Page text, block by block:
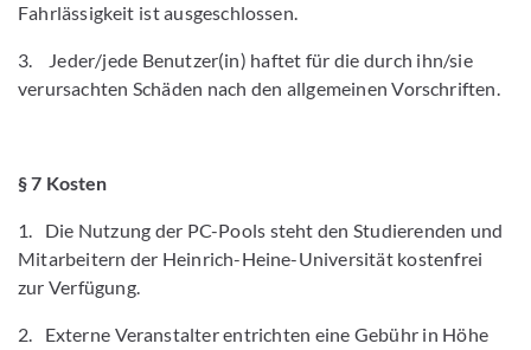
Fahrlässigkeit ist ausgeschlossen.
3. Jeder/jede Benutzer(in) haftet für die durch ihn/sie
verursachten Schäden nach den allgemeinen Vorschriften.
§ 7 Kosten
1. Die Nutzung der PC-Pools steht den Studierenden und
Mitarbeitern der Heinrich-Heine-Universität kostenfrei
zur Verfügung.
2. Externe Veranstalter entrichten eine Gebühr in Höhe